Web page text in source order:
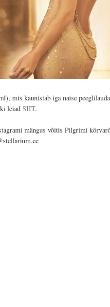
mis kaunistab iga naise
leiad SIIT.
mängus võitis Pilgrimi